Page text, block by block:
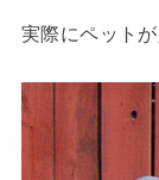
実際にペット